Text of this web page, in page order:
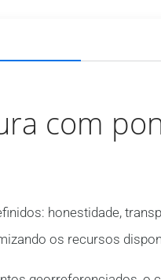
com
honestidade,
os recursos